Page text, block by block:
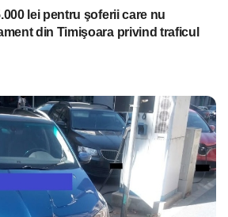
lei pentru şoferii care nu
din Timişoara privind traficul